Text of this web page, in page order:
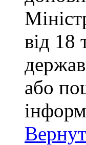
від 18
або